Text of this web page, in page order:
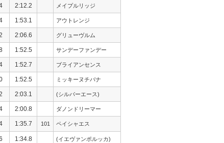
2:12.2 メイプルリッジ
1:53.1 アウトレンジ
2:06.6 グリューヴルム
1:52.5 サンデーファンデー
1:52.7 ブライアンセンス
1:52.5 ミッキーヌチバナ
2:03.1 (シルバーエース)
2:00.8 ダノンドリーマー
1:35.7 101 ペイシャエス
1:34.8 (イエヴァンポルッカ)